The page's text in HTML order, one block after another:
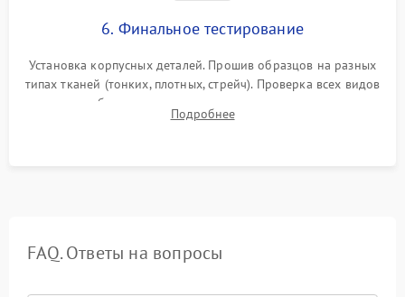
6. Финальное тестирование
Установка корпусных деталей. Прошив образцов на разных
типах тканей (тонких, плотных, стрейч). Проверка всех видов
строчек, работы реверса, выметывания петли и намотчика
шпульки. Контроль плавности хода и отсутствия
Подробнее
FAQ. Ответы на вопросы